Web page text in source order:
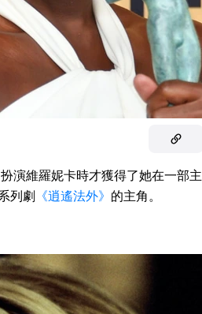
演維羅妮卡時才獲得了她在一部主
列劇
《逍遙法外》 的主角。